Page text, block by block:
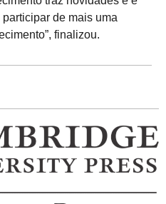
de mais uma
finalizou.